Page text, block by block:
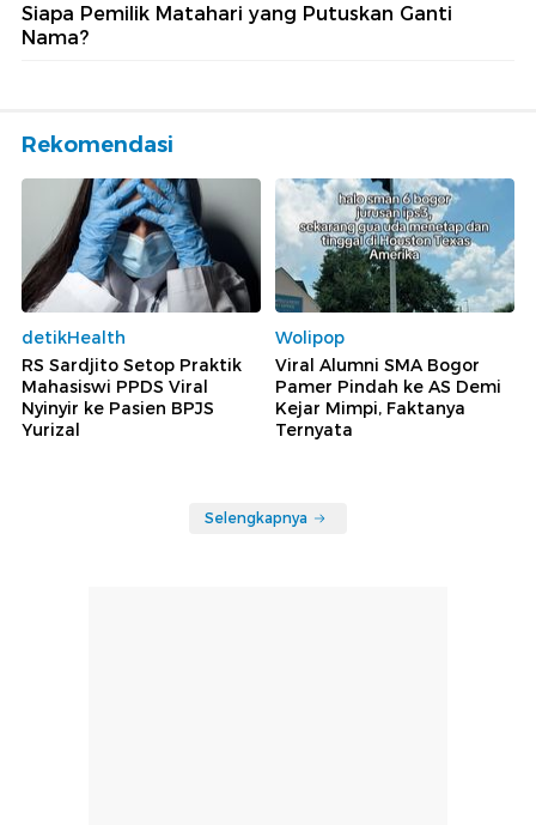
Siapa Pemilik Matahari yang Putuskan Ganti
Nama?
Rekomendasi
detikHealth
RS Sardjito Setop Praktik
Mahasiswi PPDS Viral
Nyinyir ke Pasien BPJS
Yurizal
Wolipop
Viral Alumni SMA Bogor
Pamer Pindah ke AS Demi
Kejar Mimpi, Faktanya
Ternyata
Selengkapnya